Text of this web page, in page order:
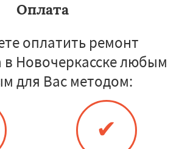
Оплата
оплатить ремонт
Новочеркасске любым
для Вас методом:
✔